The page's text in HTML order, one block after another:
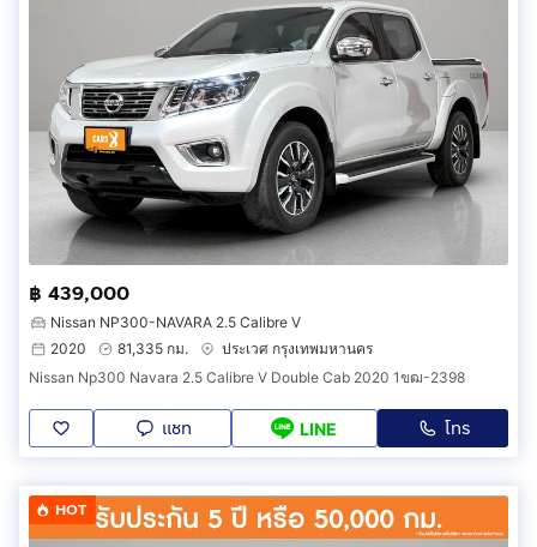
฿ 439,000
Nissan NP300-NAVARA 2.5 Calibre V
2020
81,335 กม.
ประเวศ กรุงเทพมหานคร
Nissan Np300 Navara 2.5 Calibre V Double Cab 2020 1ขฒ-2398
แชท LINE โทร
HOT